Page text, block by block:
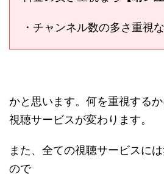
・チャンネル数の多さ重視
かと思います。何を重視する
視聴サービスが変わります。
また、全ての視聴サービスに
ので